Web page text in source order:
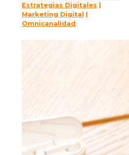
Estrategias Digitales |
Marketing Digital |
Omnicanalidad